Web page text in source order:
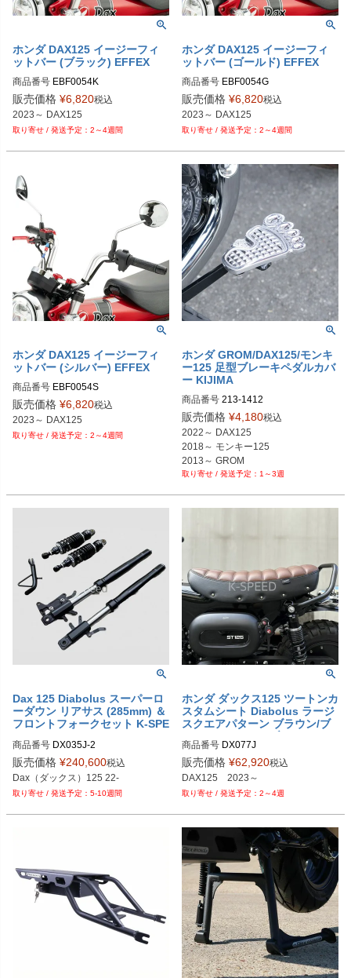
ホンダ DAX125 イージーフィ
ットバー (ブラック) EFFEX
商品番号 EBF0054K
販売価格 ¥6,820税込
2023～ DAX125
2～4週間
ホンダ DAX125 イージーフィ
ットバー (ゴールド) EFFEX
商品番号 EBF0054G
販売価格 ¥6,820税込
2023～ DAX125
2～4週間
ホンダ DAX125 イージーフィ
ットバー (シルバー) EFFEX
商品番号 EBF0054S
販売価格 ¥6,820税込
2023～ DAX125
2～4週間
ホンダ GROM/DAX125/モンキ
ー125 足型ブレーキペダルカバ
ー KIJIMA
商品番号 213-1412
販売価格 ¥4,180税込
2022～ DAX125
2018～ モンキー125
2013～ GROM
1～3週
Dax 125 Diabolus スーパーロ
ーダウン リアサス (285mm) ＆
フロントフォークセット K-SPE
商品番号 DX035J-2
販売価格 ¥240,600税込
5-10週間
ホンダ ダックス125 ツートンカ
スタムシート Diabolus ラージ
スクエアパターン ブラウン/ブ
PEED
商品番号 DX077J
販売価格 ¥62,920税込
DAX125　2023～
2～4週